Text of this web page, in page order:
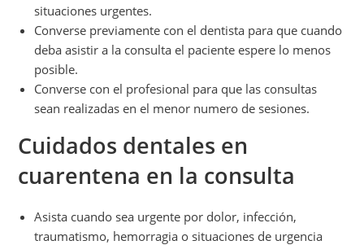
situaciones urgentes.
Converse previamente con el dentista para que cuando
deba asistir a la consulta el paciente espere lo menos
posible.
Converse con el profesional para que las consultas
sean realizadas en el menor numero de sesiones.
Cuidados dentales en
cuarentena en la consulta
Asista cuando sea urgente por dolor, infección,
traumatismo, hemorragia o situaciones de urgencia